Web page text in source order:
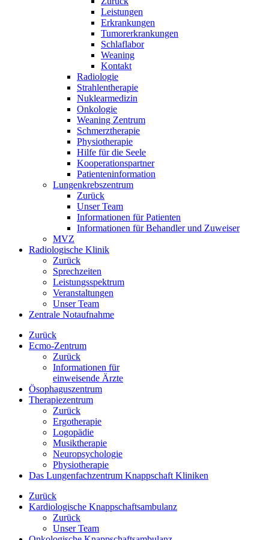
Leistungen
Erkrankungen
Tumorerkrankungen
Schlaflabor
Weaning
Kontakt
Radiologie
Strahlentherapie
Nuklearmedizin
Onkologie
Weaning Zentrum
Schmerztherapie
Physiotherapie
Hilfe für die Seele
Kooperationspartner
Patienteninformation
Lungenkrebszentrum
Zurück
Unser Team
Informationen für Patienten
Informationen für Behandler und Zuweiser
MVZ
Radiologische Klinik
Zurück
Sprechzeiten
Leistungsspektrum
Veranstaltungen
Unser Team
Zentrale Notaufnahme
Zurück
Ecmo-Zentrum
Zurück
Informationen für
einweisende Ärzte
Ösophaguszentrum
Therapiezentrum
Zurück
Ergotherapie
Logopädie
Musiktherapie
Neuropsychologie
Physiotherapie
Das Lungenfachzentrum Knappschaft Kliniken
Zurück
Kardiologische Knappschaftsambulanz
Zurück
Unser Team